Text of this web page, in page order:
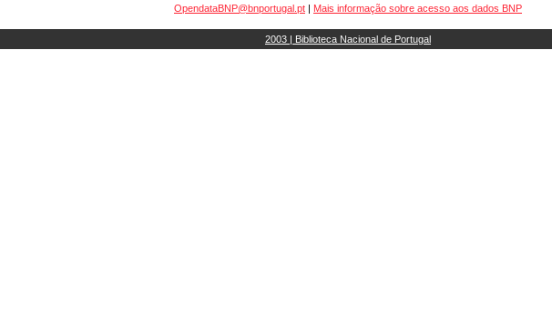
OpendataBNP@bnportugal.pt | Mais informação sobre acesso aos dados BNP
2003 | Biblioteca Nacional de Portugal